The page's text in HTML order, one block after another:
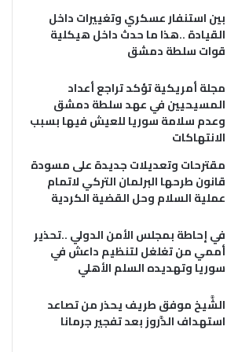
بين استنفار عسكري وتغييرات داخل
القيادة ..هذا ما حدث داخل هيكلية
قوات سلطة دمشق
مجلة أمريكية تؤكد تراجع أعداد
المسيحيين في عهد سلطة دمشق
وعدم سلامة سوريا للعيش فيها بسبب
الانتهاكات
مقترحات وتعديلات جديدة على مسودة
قانون طرحها البرلمان التركي لاتمام
عملية السلام وحل القضية الكردية
في إحاطة بمجلس الأمن الدولي ..تحذير
أممي من تغلغل لتنظيم داعش في
سوريا وتهديده السلم الأهلي
الشَّيخ موفق طريف يحذر من تصاعد
استهداف الدَّروز بعد تفجير جرمانا